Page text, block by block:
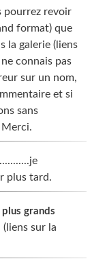
pourrez revoir
format) que
la galerie (liens
connais pas
sur un nom,
et si
sans
Merci.
plus tard.
grands
(liens sur la